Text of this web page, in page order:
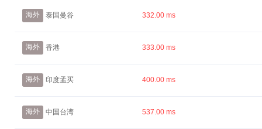
海外 泰国曼谷 332.00 ms
海外 香港 333.00 ms
海外 印度孟买 400.00 ms
海外 中国台湾 537.00 ms